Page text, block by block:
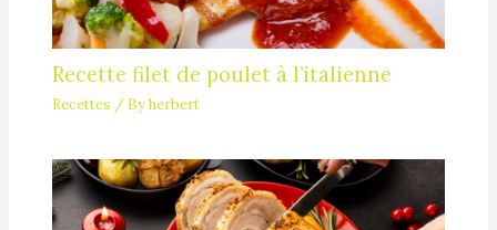
Recette filet de poulet à l’italienne
Recettes / Byherbert